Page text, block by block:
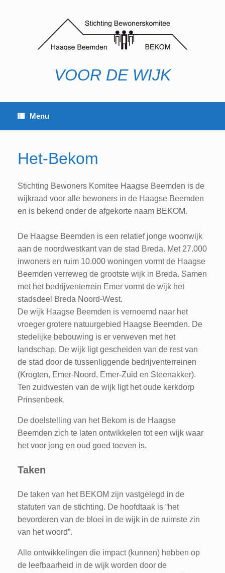
VOOR DE WIJK
Menu
Het-Bekom
Stichting Bewoners Komitee Haagse Beemden is de
wijkraad voor alle bewoners in de Haagse Beemden
en is bekend onder de afgekorte naam BEKOM.
De Haagse Beemden is een relatief jonge woonwijk
aan de noordwestkant van de stad Breda. Met 27.000
inwoners en ruim 10.000 woningen vormt de Haagse
Beemden verreweg de grootste wijk in Breda. Samen
met het bedrijventerrein Emer vormt de wijk het
stadsdeel Breda Noord-West.
De wijk Haagse Beemden is vernoemd naar het
vroeger grotere natuurgebied Haagse Beemden. De
stedelijke bebouwing is er verweven met het
landschap. De wijk ligt gescheiden van de rest van
de stad door de tussenliggende bedrijventerreinen
(Krogten, Emer-Noord, Emer-Zuid en Steenakker).
Ten zuidwesten van de wijk ligt het oude kerkdorp
Prinsenbeek.
De doelstelling van het Bekom is de Haagse
Beemden zich te laten ontwikkelen tot een wijk waar
het voor jong en oud goed toeven is.
Taken
De taken van het BEKOM zijn vastgelegd in de
statuten van de stichting. De hoofdtaak is “het
bevorderen van de bloei in de wijk in de ruimste zin
van het woord”.
Alle ontwikkelingen die impact (kunnen) hebben op
de leefbaarheid in de wijk worden door de